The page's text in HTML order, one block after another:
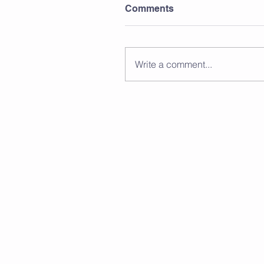
Comments
Write a comment...